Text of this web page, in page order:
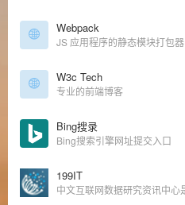
Webpack
JS 应用程序的静态模块打包器
W3c Tech
专业的前端博客
Bing搜录
Bing搜索引擎网址提交入口
199IT